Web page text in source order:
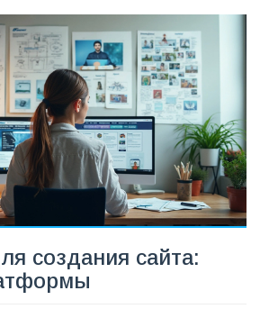
вперёд среди конструкторов.
практики и свежих
Не тратьте время на поиски: всё
воды.
создания сайта: